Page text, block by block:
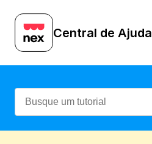
Central de Ajuda